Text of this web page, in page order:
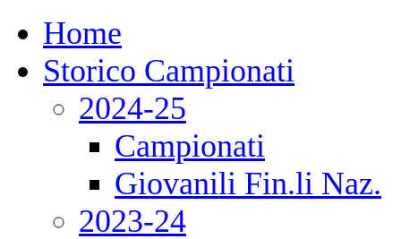
Home
Storico Campionati
2024-25
Campionati
Giovanili Fin.li Naz.
2023-24